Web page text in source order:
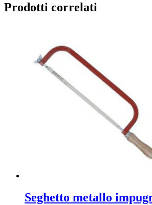
Prodotti correlati
Seghetto metallo